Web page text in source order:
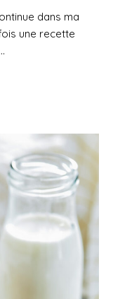
dans ma
une recette